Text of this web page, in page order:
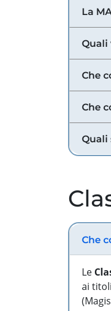
La
Quali
Che
Che
Quali
Che
Le
ai